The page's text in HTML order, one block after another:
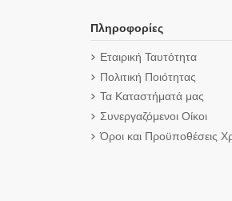
Πληροφορίες
Εταιρική Ταυτότητα
Πολιτική Ποιότητας
Τα Καταστήματά μας
Συνεργαζόμενοι Οίκοι
Όροι και Προϋποθέσεις